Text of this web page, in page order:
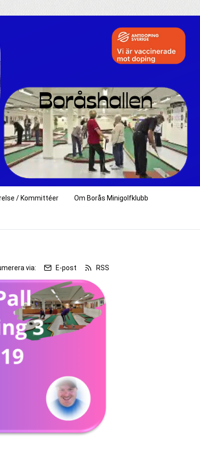
/ Kommittéer Om Borås Minigolfklubb
via: E-post RSS